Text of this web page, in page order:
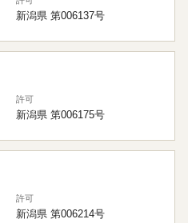
新潟県 第006137号
許可
新潟県 第006175号
許可
新潟県 第006214号